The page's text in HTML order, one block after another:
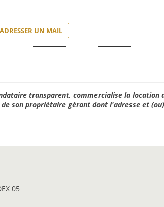
UN MAIL
transparent, commercialise la location
son propriétaire gérant dont l'adresse et
05